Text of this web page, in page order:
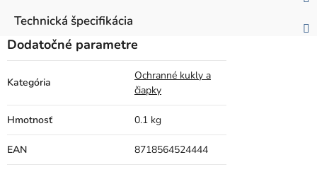
Technická špecifikácia
Dodatočné parametre
Kategória
Ochranné kukly a
čiapky
Hmotnosť 0.1 kg
EAN 8718564524444